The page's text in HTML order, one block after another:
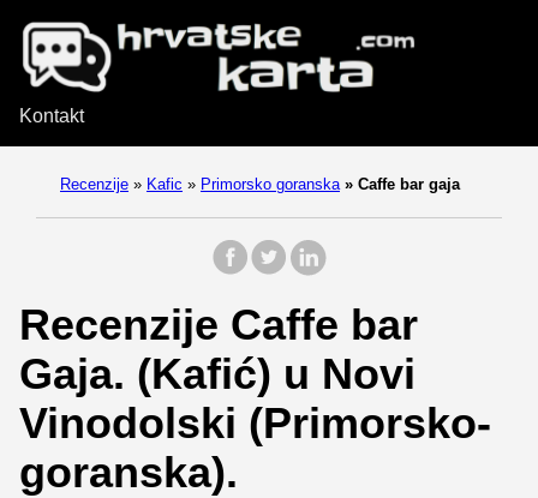
Kontakt
Recenzije » Kafic » Primorsko goranska » Caffe bar gaja
Recenzije Caffe bar
Gaja. (Kafić) u Novi
Vinodolski (Primorsko-
goranska).